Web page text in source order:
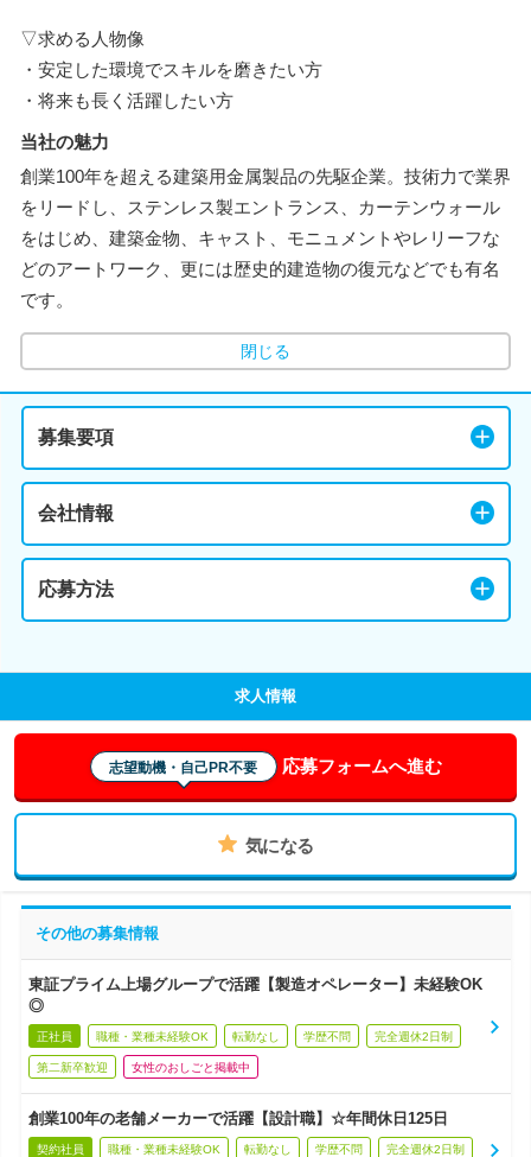
▽求める人物像
・安定した環境でスキルを磨きたい方
・将来も長く活躍したい方
当社の魅力
創業100年を超える建築用金属製品の先駆企業。技術力で業界
をリードし、ステンレス製エントランス、カーテンウォール
をはじめ、建築金物、キャスト、モニュメントやレリーフな
どのアートワーク、更には歴史的建造物の復元などでも有名
です。
閉じる
募集要項
会社情報
応募方法
求人情報
志望動機・自己PR不要 応募フォームへ進む
気になる
その他の募集情報
東証プライム上場グループで活躍【製造オペレーター】未経験OK
◎
正社員 職種・業種未経験OK 転勤なし 学歴不問 完全週休2日制
第二新卒歓迎 女性のおしごと掲載中
創業100年の老舗メーカーで活躍【設計職】☆年間休日125日
契約社員 職種・業種未経験OK 転勤なし 学歴不問 完全週休2日制